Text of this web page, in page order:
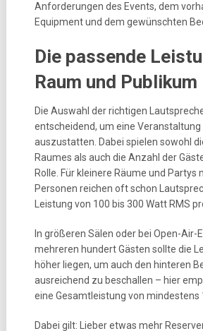
Anforderungen des Events, dem
Equipment und dem gewünschten
Die passende
Raum und Publikum
Die Auswahl der richtigen
entscheidend, um eine Veranstaltung
auszustatten. Dabei spielen sowohl
Raumes als auch die Anzahl der
Rolle. Für kleinere Räume und Partys
Personen reichen oft schon
Leistung von 100 bis 300 Watt RMS
In größeren Sälen oder bei Open-Air-
mehreren hundert Gästen sollte die
höher liegen, um auch den hinteren
ausreichend zu beschallen – hier
eine Gesamtleistung von mindestens
Dabei gilt: Lieber etwas mehr